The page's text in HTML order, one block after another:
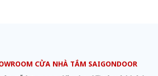
CỬA NHÀ TẮM SAIGONDOOR